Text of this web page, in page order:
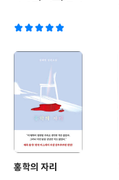
홍학의 자리